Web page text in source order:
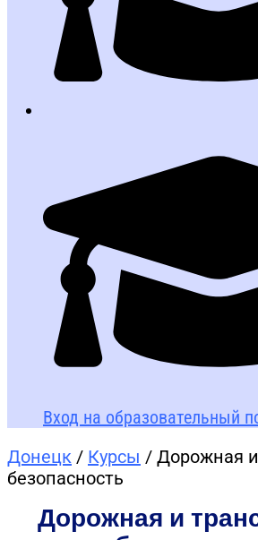
Вход на образовательный
Донецк / Курсы / Дорожная
безопасность
Дорожная и